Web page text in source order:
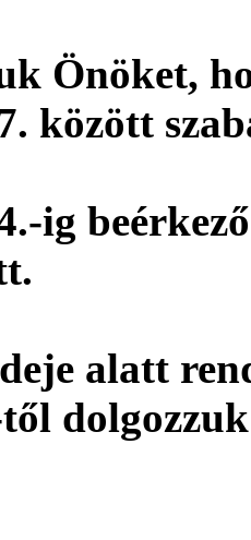
Önöket,
között
ig
alatt